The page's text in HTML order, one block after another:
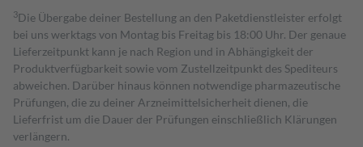
3Die Übergabe deiner Bestellung an den Paketdienstleister erfolgt
bei uns werktags von Montag bis Freitag bis 18:00 Uhr. Der genaue
Lieferzeitpunkt kann je nach Region und in Abhängigkeit der
Produktverfügbarkeit sowie vom Zustellzeitpunkt des Spediteurs
abweichen. Darüber hinaus können notwendige pharmazeutische
Prüfungen, die zu deiner Arzneimittelsicherheit dienen, die
Lieferfrist um die Dauer der Prüfungen einschließlich Klärungen
verlängern.